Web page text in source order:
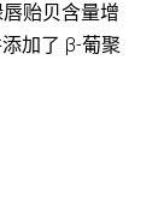
贻贝含量增
加了 β-葡聚